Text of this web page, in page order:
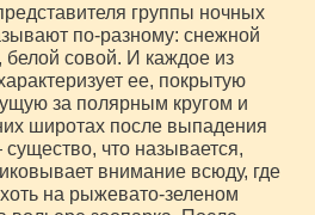
группы ночных
по-разному: снежной
совой. И каждое из
ее, покрытую
за полярным кругом и
широтах после выпадения
что называется,
внимание всюду, где
на рыжевато-зеленом